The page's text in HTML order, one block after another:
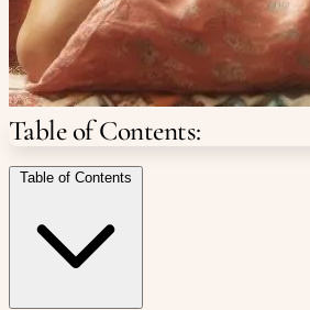
Table of Contents:
Table of Contents